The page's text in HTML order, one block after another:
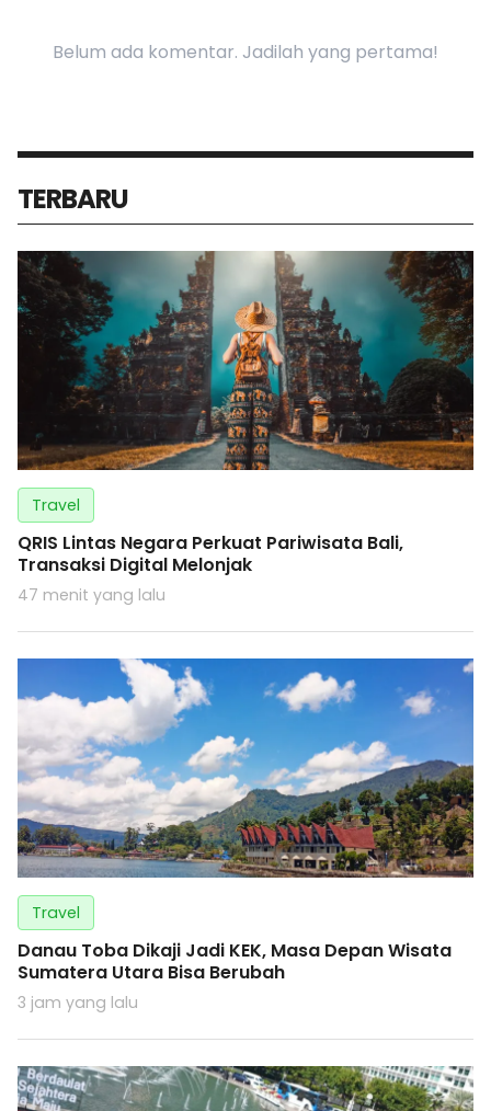
Belum ada komentar. Jadilah yang pertama!
TERBARU
Travel
QRIS Lintas Negara Perkuat Pariwisata Bali,
Transaksi Digital Melonjak
47 menit yang lalu
Travel
Danau Toba Dikaji Jadi KEK, Masa Depan Wisata
Sumatera Utara Bisa Berubah
3 jam yang lalu